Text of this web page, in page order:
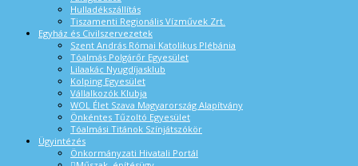
Hulladékszállítás
Tiszamenti Regionális Vízművek Zrt.
Egyház és Civilszervezetek
Szent András Római Katolikus Plébánia
Tóalmás Polgárőr Egyesület
Lilaakác Nyugdíjasklub
Kolping Egyesület
Vállalkozók Klubja
WOL Élet Szava Magyarország Alapítvány
Önkéntes Tűzoltó Egyesület
Tóalmási Titánok Színjátszókör
Ügyintézés
Önkormányzati Hivatali Portál